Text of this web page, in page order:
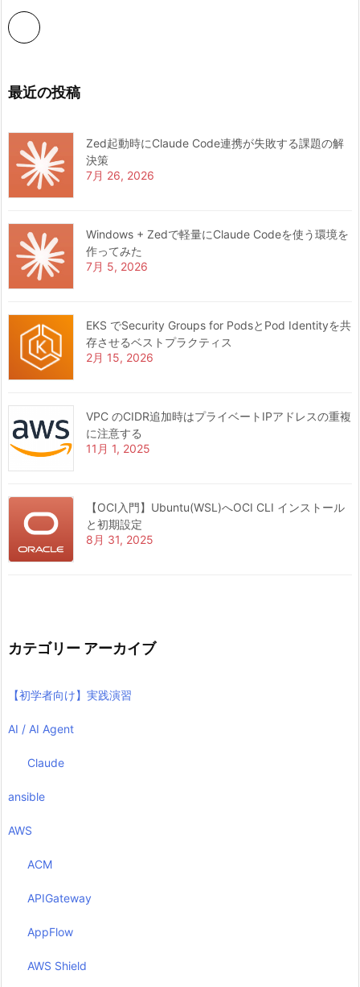
最近の投稿
Zed起動時にClaude Code連携が失敗する課題の解
決策
7月 26, 2026
Windows + Zedで軽量にClaude Codeを使う環境を
作ってみた
7月 5, 2026
EKS でSecurity Groups for PodsとPod Identityを共
存させるベストプラクティス
2月 15, 2026
VPC のCIDR追加時はプライベートIPアドレスの重複
に注意する
11月 1, 2025
【OCI入門】Ubuntu(WSL)へOCI CLI インストール
と初期設定
8月 31, 2025
カテゴリー アーカイブ
【初学者向け】実践演習
AI / AI Agent
Claude
ansible
AWS
ACM
APIGateway
AppFlow
AWS Shield